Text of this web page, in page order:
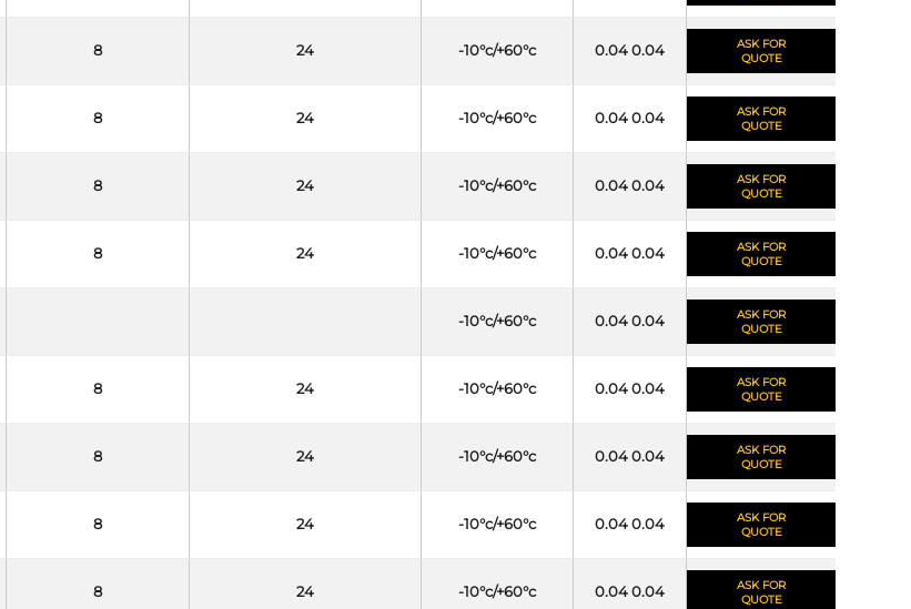
8 24 -10°c/+60°c 0.04 0.04
ASK FOR
QUOTE
8 24 -10°c/+60°c 0.04 0.04
ASK FOR
QUOTE
8 24 -10°c/+60°c 0.04 0.04
ASK FOR
QUOTE
8 24 -10°c/+60°c 0.04 0.04
ASK FOR
QUOTE
-10°c/+60°c 0.04 0.04
ASK FOR
QUOTE
8 24 -10°c/+60°c 0.04 0.04
ASK FOR
QUOTE
8 24 -10°c/+60°c 0.04 0.04
ASK FOR
QUOTE
8 24 -10°c/+60°c 0.04 0.04
ASK FOR
QUOTE
8 24 -10°c/+60°c 0.04 0.04
ASK FOR
QUOTE